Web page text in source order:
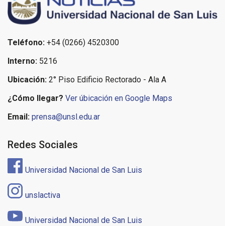
Teléfono: +54 (0266) 4520300
Interno: 5216
Ubicación: 2° Piso Edificio Rectorado - Ala A
¿Cómo llegar? Ver úbicación en Google Maps
Email: prensa@unsl.edu.ar
Redes Sociales
Universidad Nacional de San Luis
unslactiva
Universidad Nacional de San Luis